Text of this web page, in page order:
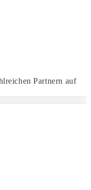
Partnern auf